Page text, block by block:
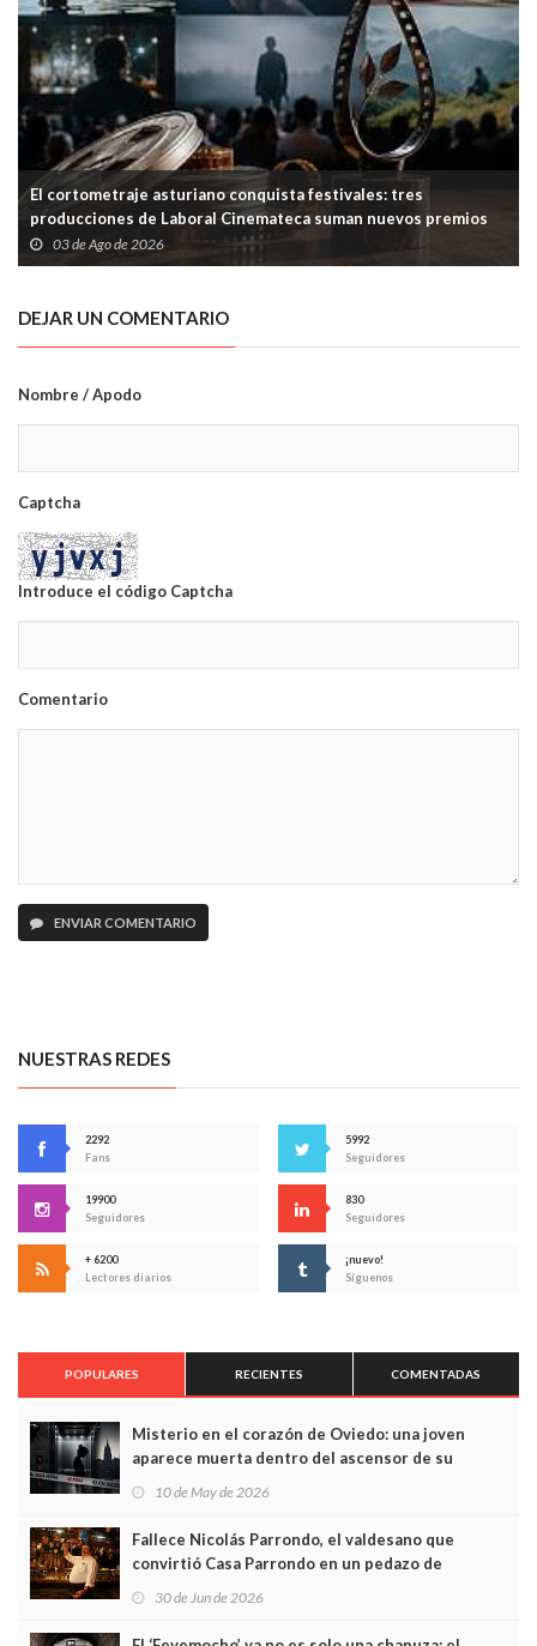
El cortometraje asturiano conquista festivales: tres
producciones de Laboral Cinemateca suman nuevos premios
03 de Ago de 2026
DEJAR UN COMENTARIO
Nombre / Apodo
Captcha
Introduce el código Captcha
Comentario
ENVIAR COMENTARIO
NUESTRAS REDES
2292
Fans
5992
Seguidores
19900
Seguidores
830
Seguidores
+ 6200
Lectores diarios
¡nuevo!
Síguenos
POPULARES RECIENTES COMENTADAS
Misterio en el corazón de Oviedo: una joven
aparece muerta dentro del ascensor de su
edificio y las cámaras captan sus últimos minutos
10 de May de 2026
Fallece Nicolás Parrondo, el valdesano que
convirtió Casa Parrondo en un pedazo de
Asturias en Madrid
30 de Jun de 2026